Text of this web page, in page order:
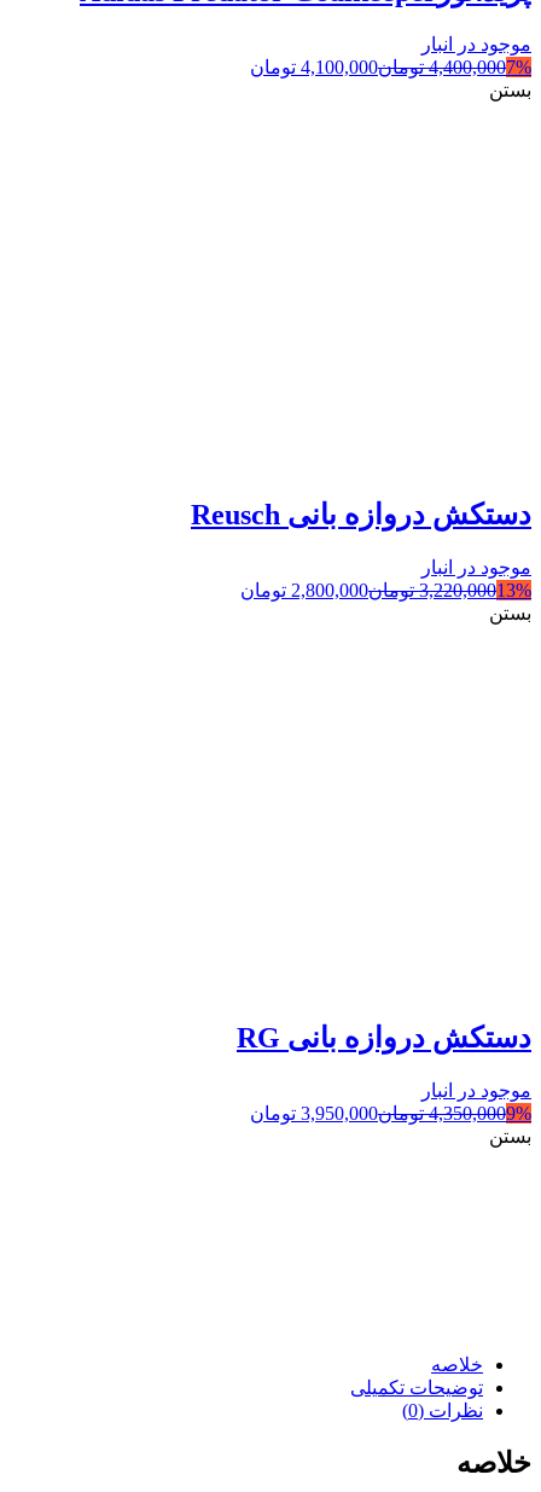
موجود در انبار
7%
4,400,000 تومان4,100,000 تومان
بستن
دستکش دروازه بانی Reusch
موجود در انبار
13%
3,220,000 تومان2,800,000 تومان
بستن
دستکش دروازه بانی RG
موجود در انبار
9%
4,350,000 تومان3,950,000 تومان
بستن
خلاصه
توضیحات تکمیلی
نظرات (0)
خلاصه